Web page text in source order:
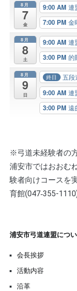
8月
7
金
9:00 AM 連
7:00 PM 金
8月
8
土
9:00 AM 連
3:00 PM 的
8月
9
日
終日
五段
9:00 AM 連
3:00 PM 遠
※弓道未経験者の
浦安市ではおおむ
験者向けコースを
育館(047‐355-
浦安市弓道連盟につ
会長挨拶
活動内容
沿革